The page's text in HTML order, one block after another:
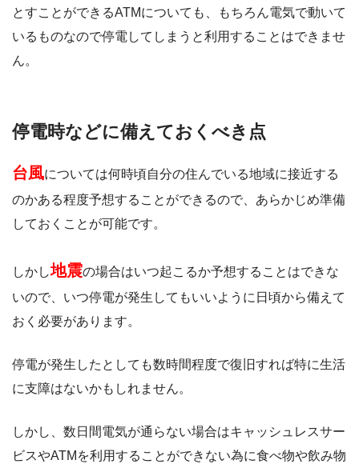
とすことができるATMについても、もちろん電気で動いて
いるものなので停電してしまうと利用することはできませ
ん。
停電時などに備えておくべき点
台風については何時頃自分の住んでいる地域に接近する
のかある程度予想することができるので、あらかじめ準備
しておくことが可能です。
しかし地震の場合はいつ起こるか予想することはできな
いので、いつ停電が発生してもいいように日頃から備えて
おく必要があります。
停電が発生したとしても数時間程度で復旧すれば特に生活
に支障はないかもしれません。
しかし、数日間電気が通らない場合はキャッシュレスサー
ビスやATMを利用することができない為に食べ物や飲み物